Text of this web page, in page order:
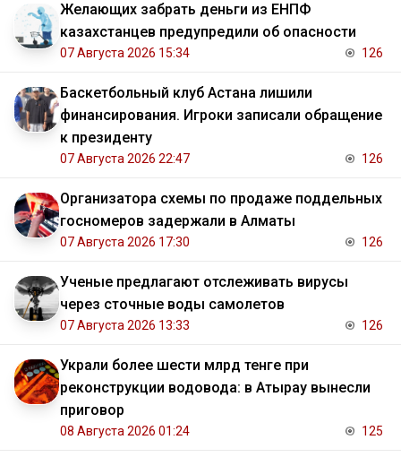
Желающих забрать деньги из ЕНПФ
казахстанцев предупредили об опасности
07 Августа 2026 15:34 126
Баскетбольный клуб Астана лишили
финансирования. Игроки записали обращение
к президенту
07 Августа 2026 22:47 126
Организатора схемы по продаже поддельных
госномеров задержали в Алматы
07 Августа 2026 17:30 126
Ученые предлагают отслеживать вирусы
через сточные воды самолетов
07 Августа 2026 13:33 126
Украли более шести млрд тенге при
реконструкции водовода: в Атырау вынесли
приговор
08 Августа 2026 01:24 125